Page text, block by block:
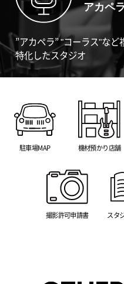
アカペ
”アカペラ” "コーラス"な
特化したスタジオ
駐車場MAP 機材預かり店舗
撮影許可申請書 スタ